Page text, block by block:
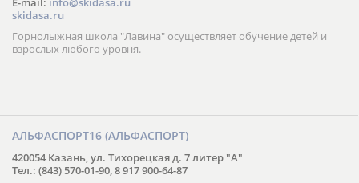
skidasa.ru
Горнолыжная школа "Лавина" осуществляет обучение детей и
взрослых любого уровня.
АЛЬФАСПОРТ16 (АЛЬФАСПОРТ)
420054 Казань, ул. Тихорецкая д. 7 литер "А"
Тел.: (843) 570-01-90, 8 917 900-64-87